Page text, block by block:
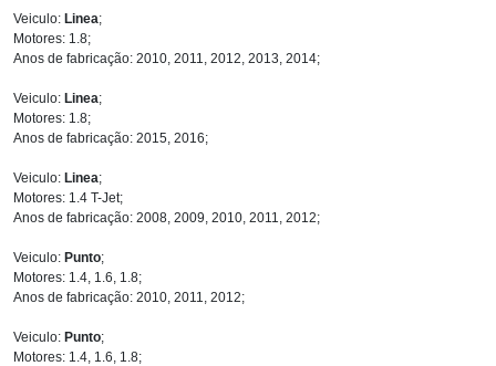
Veiculo: Linea;
Motores: 1.8;
Anos de fabricação: 2010, 2011, 2012, 2013, 2014;
Veiculo: Linea;
Motores: 1.8;
Anos de fabricação: 2015, 2016;
Veiculo: Linea;
Motores: 1.4 T-Jet;
Anos de fabricação: 2008, 2009, 2010, 2011, 2012;
Veiculo: Punto;
Motores: 1.4, 1.6, 1.8;
Anos de fabricação: 2010, 2011, 2012;
Veiculo: Punto;
Motores: 1.4, 1.6, 1.8;